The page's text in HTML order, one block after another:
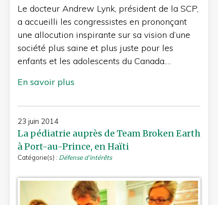
Le docteur Andrew Lynk, président de la SCP,
a accueilli les congressistes en prononçant
une allocution inspirante sur sa vision d’une
société plus saine et plus juste pour les
enfants et les adolescents du Canada.…
En savoir plus
23 juin 2014
La pédiatrie auprès de Team Broken Earth
à Port-au-Prince, en Haïti
Catégorie(s) : Défense d’intérêts